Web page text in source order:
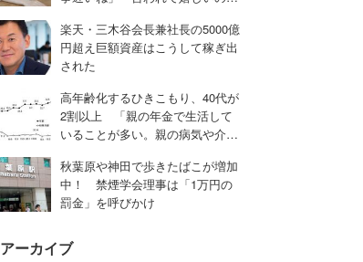
楽天・三木谷会長兼社長の5000億
円超え巨額資産はこうして稼ぎ出
された
高年齢化するひきこもり、40代が
2割以上 「親の年金で生活して
いることが多い。親の病気や介護
秋葉原や神田で歩きたばこが増加
中！ 禁煙学会理事は「1万円の
罰金」を呼びかけ
アーカイブ